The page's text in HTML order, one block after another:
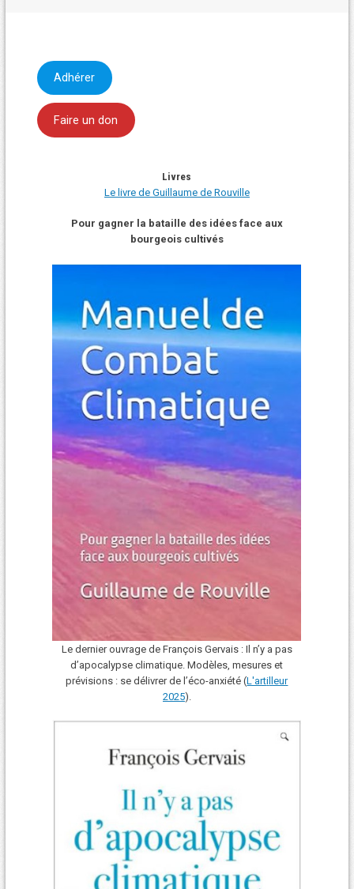
Adhérer
Faire un don
Livres
Le livre de Guillaume de Rouville
Pour gagner la bataille des idées face aux
bourgeois cultivés
Le dernier ouvrage de François Gervais : Il n’y a pas
d’apocalypse climatique. Modèles, mesures et
prévisions : se délivrer de l’éco-anxiété (L'artilleur
2025).